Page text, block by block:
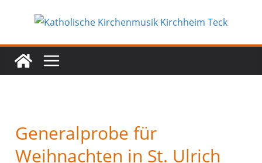
Generalprobe für
Weihnachten in St. Ulrich